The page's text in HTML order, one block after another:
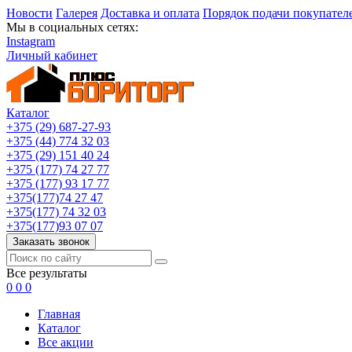
Новости Галерея Доставка и оплата Порядок подачи
Мы в социальных сетях:
Instagram
Личный кабинет
Каталог
+375 (29) 687-27-93
+375 (44) 774 32 03
+375 (29) 151 40 24
+375 (177) 74 27 77
+375 (177) 93 17 77
+375(177)74 27 47
+375(177) 74 32 03
+375(177)93 07 07
Заказать звонок
Все результаты
0 0 0
Главная
Каталог
Все акции